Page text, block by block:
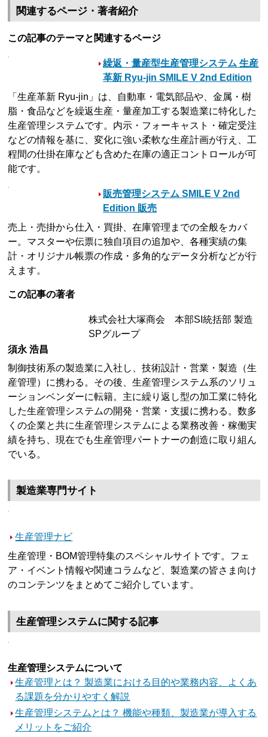
関連するページ・著者紹介
この記事のテーマと関連するページ
繰返・量産型生産管理システム 生産
革新 Ryu-jin SMILE V 2nd Edition
「生産革新 Ryu-jin」は、自動車・電気部品や、金属・樹
脂・食品などを繰返生産・量産加工する製造業に特化した
生産管理システムです。内示・フォーキャスト・確定受注
などの情報を基に、変化に強い柔軟な生産計画が行え、工
程間の仕掛在庫なども含めた在庫の適正コントロールが可
能です。
販売管理システム SMILE V 2nd
Edition 販売
売上・売掛から仕入・買掛、在庫管理までの全般をカバ
ー。マスターや伝票に独自項目の追加や、各種実績の集
計・オリジナル帳票の作成・多角的なデータ分析などが行
えます。
この記事の著者
株式会社大塚商会 本部SI統括部 製造
SPグループ
須永 浩昌
制御技術系の製造業に入社し、技術設計・営業・製造（生
産管理）に携わる。その後、生産管理システム系のソリュ
ーションベンダーに転籍。主に繰り返し型の加工業に特化
した生産管理システムの開発・営業・支援に携わる。数多
くの企業と共に生産管理システムによる業務改善・稼働実
績を持ち、現在でも生産管理パートナーの創造に取り組ん
でいる。
製造業専門サイト
生産管理ナビ
生産管理・BOM管理特集のスペシャルサイトです。フェ
ア・イベント情報や関連コラムなど、製造業の皆さま向け
のコンテンツをまとめてご紹介しています。
生産管理システムに関する記事
生産管理システムについて
生産管理とは？ 製造業における目的や業務内容、よくあ
る課題を分かりやすく解説
生産管理システムとは？ 機能や種類、製造業が導入する
メリットをご紹介